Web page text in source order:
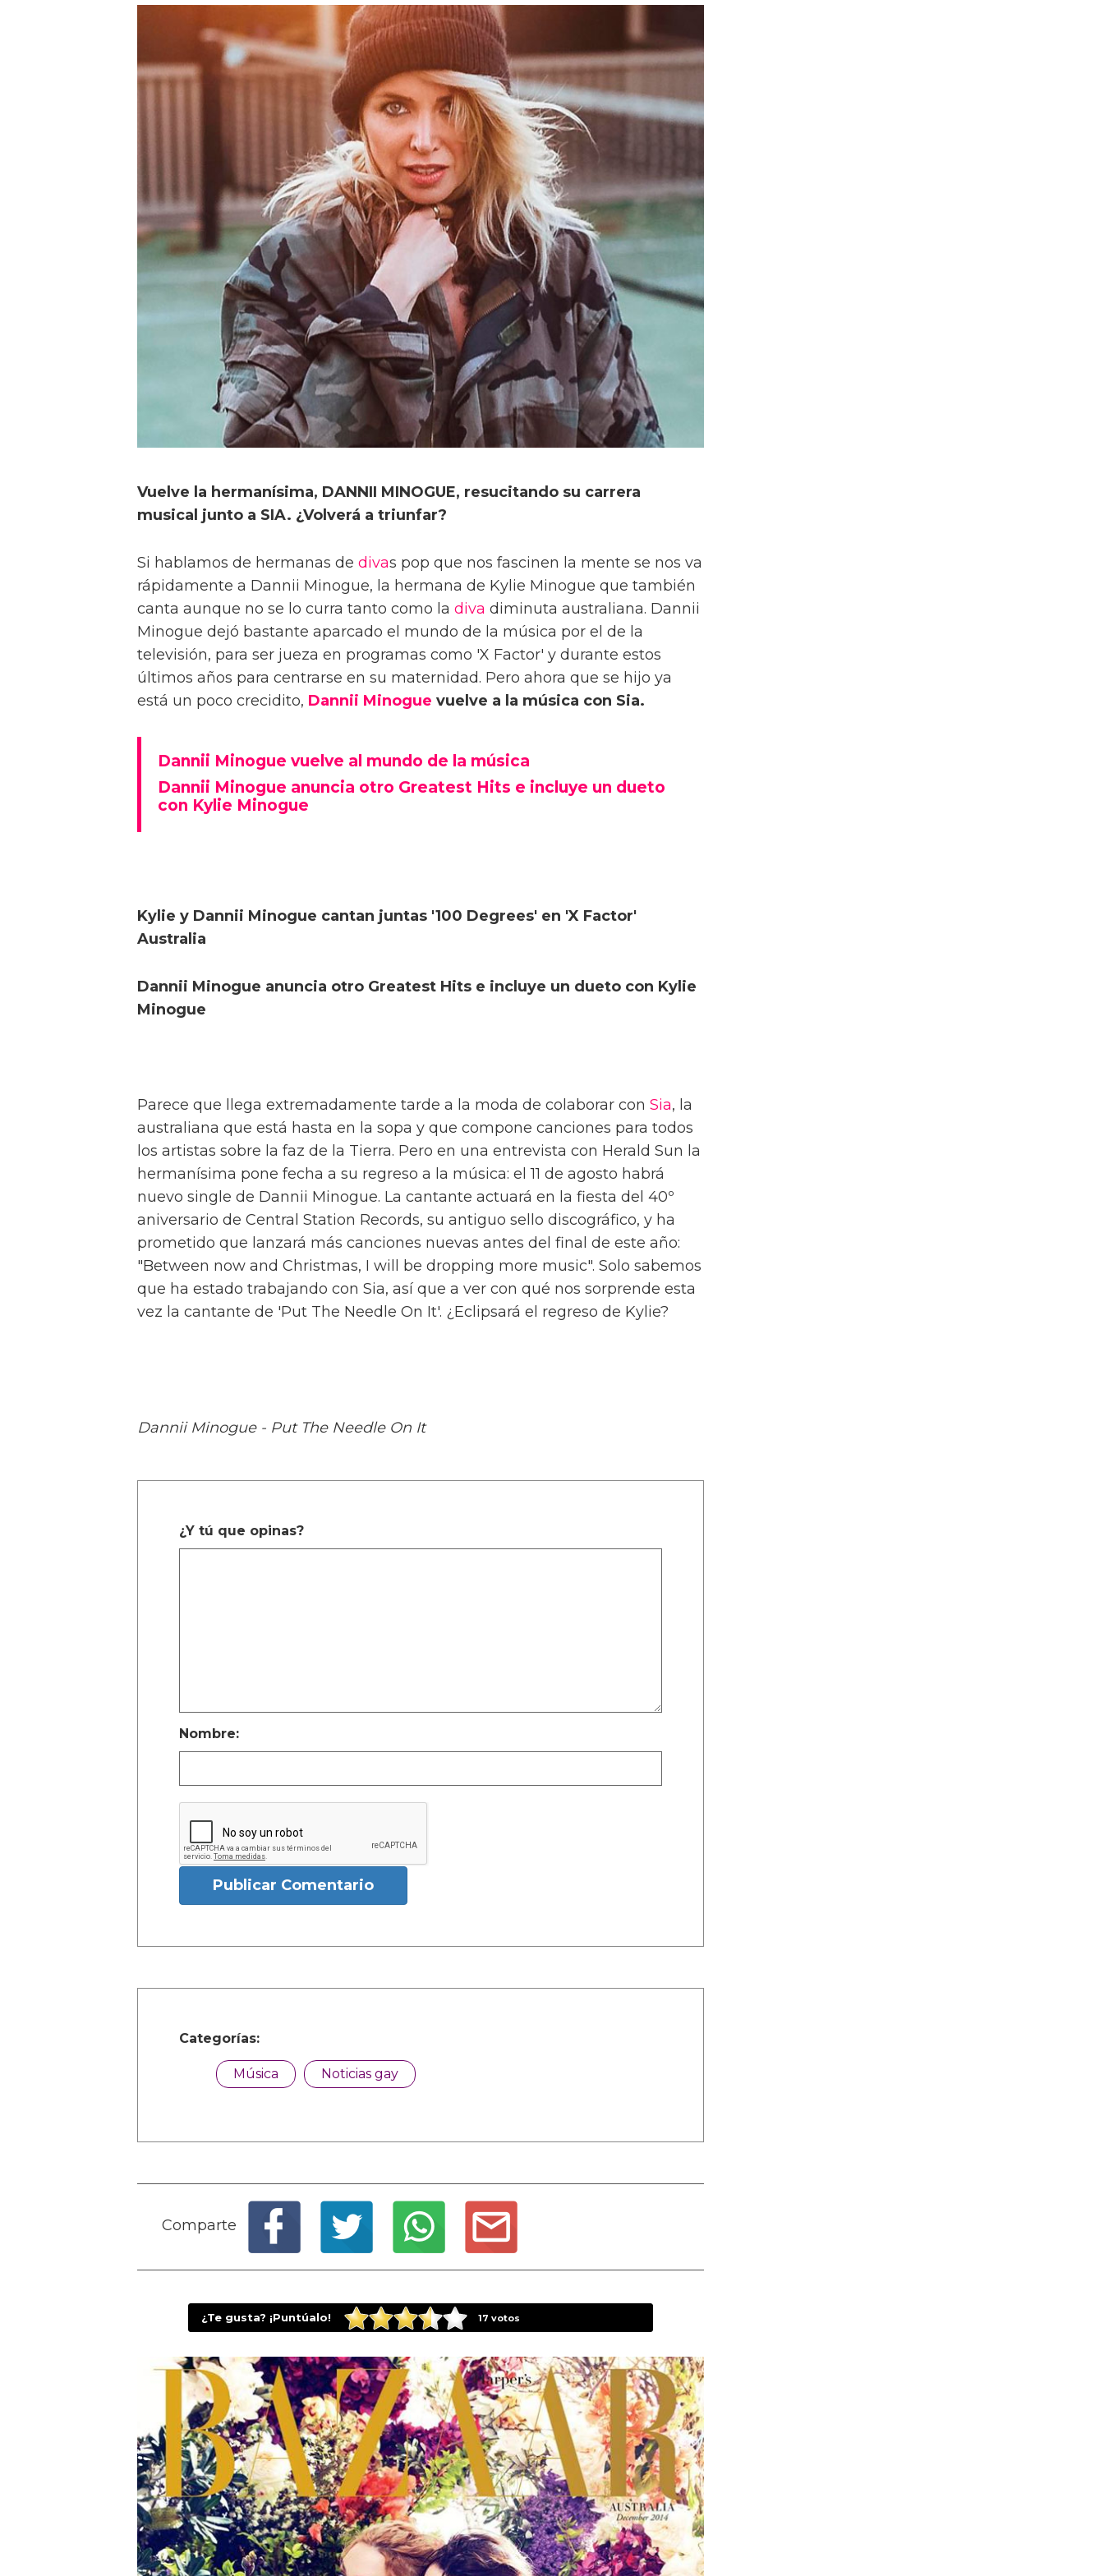
Vuelve la hermanísima, DANNII MINOGUE, resucitando su carrera
musical junto a SIA. ¿Volverá a triunfar?
Si hablamos de hermanas de divas pop que nos fascinen la mente se nos va
rápidamente a Dannii Minogue, la hermana de Kylie Minogue que también
canta aunque no se lo curra tanto como la diva diminuta australiana. Dannii
Minogue dejó bastante aparcado el mundo de la música por el de la
televisión, para ser jueza en programas como 'X Factor' y durante estos
últimos años para centrarse en su maternidad. Pero ahora que se hijo ya
está un poco crecidito, Dannii Minogue vuelve a la música con Sia.
Dannii Minogue vuelve al mundo de la música
Dannii Minogue anuncia otro Greatest Hits e incluye un dueto
con Kylie Minogue
Kylie y Dannii Minogue cantan juntas '100 Degrees' en 'X Factor'
Australia
Dannii Minogue anuncia otro Greatest Hits e incluye un dueto con Kylie
Minogue
Parece que llega extremadamente tarde a la moda de colaborar con Sia, la
australiana que está hasta en la sopa y que compone canciones para todos
los artistas sobre la faz de la Tierra. Pero en una entrevista con Herald Sun la
hermanísima pone fecha a su regreso a la música: el 11 de agosto habrá
nuevo single de Dannii Minogue. La cantante actuará en la fiesta del 40º
aniversario de Central Station Records, su antiguo sello discográfico, y ha
prometido que lanzará más canciones nuevas antes del final de este año:
"Between now and Christmas, I will be dropping more music". Solo sabemos
que ha estado trabajando con Sia, así que a ver con qué nos sorprende esta
vez la cantante de 'Put The Needle On It'. ¿Eclipsará el regreso de Kylie?
Dannii Minogue - Put The Needle On It
¿Y tú que opinas?
Nombre:
Publicar Comentario
Categorías:
Música Noticias gay
Comparte
¿Te gusta? ¡Puntúalo! 17 votos